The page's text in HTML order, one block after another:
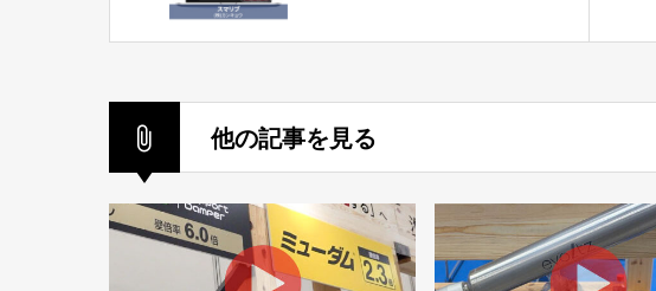
株式会社カンキョウ
ド
他の記事を見る